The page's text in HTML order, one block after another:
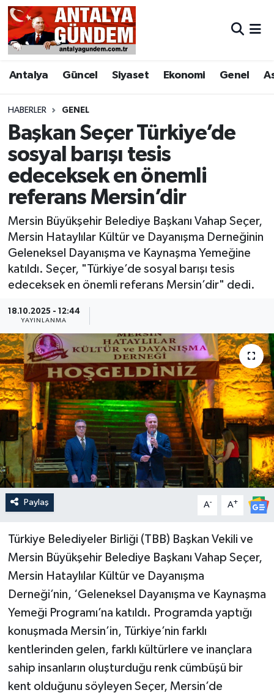
Antalya Güncel Siyaset Ekonomi Genel
HABERLER GENEL
Başkan Seçer Türkiye’de
sosyal barışı tesis
edeceksek en önemli
referans Mersin’dir
Mersin Büyükşehir Belediye Başkanı Vahap Seçer,
Mersin Hataylılar Kültür ve Dayanışma Derneğinin
Geleneksel Dayanışma ve Kaynaşma Yemeğine
katıldı. Seçer, "Türkiye’de sosyal barışı tesis
edeceksek en önemli referans Mersin’dir" dedi.
18.10.2025 - 12:44
YAYINLANMA
Paylaş A- A+
Türkiye Belediyeler Birliği (TBB) Başkan Vekili ve
Mersin Büyükşehir Belediye Başkanı Vahap Seçer,
Mersin Hataylılar Kültür ve Dayanışma
Derneği’nin, ‘Geleneksel Dayanışma ve Kaynaşma
Yemeği Programı’na katıldı. Programda yaptığı
konuşmada Mersin’in, Türkiye’nin farklı
kentlerinden gelen, farklı kültürlere ve inançlara
sahip insanların oluşturduğu renk cümbüşü bir
kent olduğunu söyleyen Seçer, Mersin’de
Antalya
Asayiş
Bilim & Teknoloji
Bölge
EĞİTİM
Ekonomi
Genel
Görüntülü Haber
Kültür & Sanat
Magazin
Resmi İlan
Sağlık & Yaşam
Siyaset
Spor
Antalya Nöbetçi Eczaneler
Antalya Hava Durumu
Antalya Namaz Vakitleri
Antalya Trafik Yoğunluk Haritası
Süper Lig Puan Durumu ve Fikstür
Tüm Manşetler
Son Dakika Haberleri
Haber Arşivi